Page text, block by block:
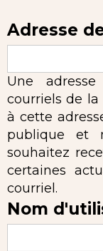
Adresse
Une
courriels de
à cette
publique et
souhaitez
certaines
courriel.
Nom